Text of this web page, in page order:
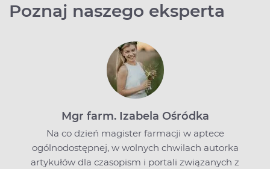
Poznaj naszego eksperta
Mgr farm. Izabela Ośródka
Na co dzień magister farmacji w aptece
ogólnodostępnej, w wolnych chwilach autorka
artykułów dla czasopism i portali związanych z